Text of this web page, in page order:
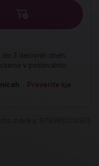
3 delovnih dneh.
v poslovalnici
Preverite kje